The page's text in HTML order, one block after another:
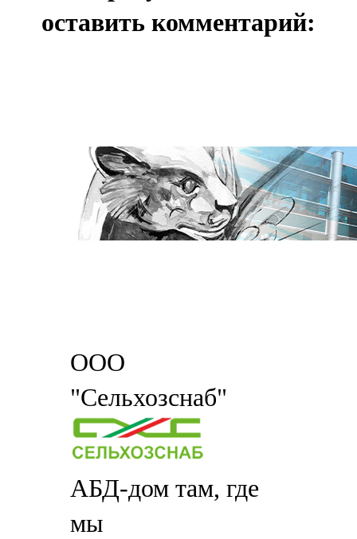
оставить комментарий:
ООО
"Сельхозснаб"
АБД-дом там, где
мы